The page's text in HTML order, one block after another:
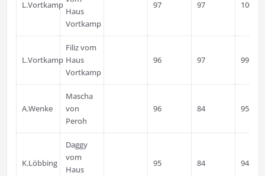
L.Vortkamp
Haus
Vortkamp
97 97 100
L.Vortkamp
Filiz vom
Haus
Vortkamp
96 97 99
A.Wenke
Mascha
von
Peroh
96 84 95
K.Löbbing
Daggy
vom
Haus
95 84 94